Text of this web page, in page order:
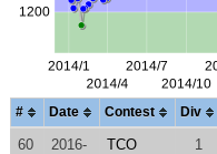
# Date Contest Div
60
2016-
TCO
1